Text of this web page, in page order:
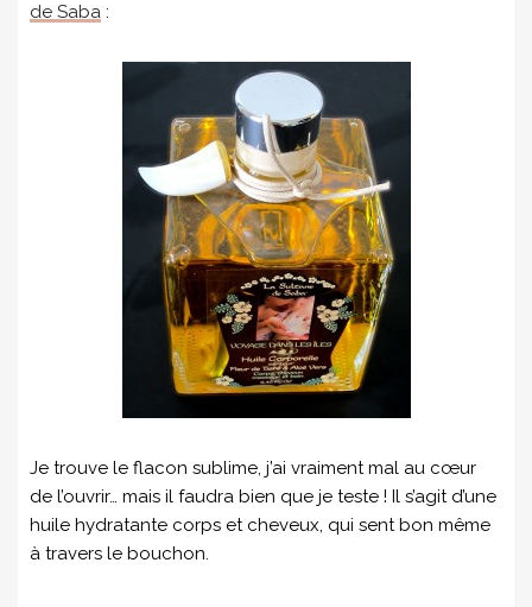
de Saba :
Je trouve le flacon sublime, j’ai vraiment mal au cœur
de l’ouvrir… mais il faudra bien que je teste ! Il s’agit d’une
huile hydratante corps et cheveux, qui sent bon même
à travers le bouchon.